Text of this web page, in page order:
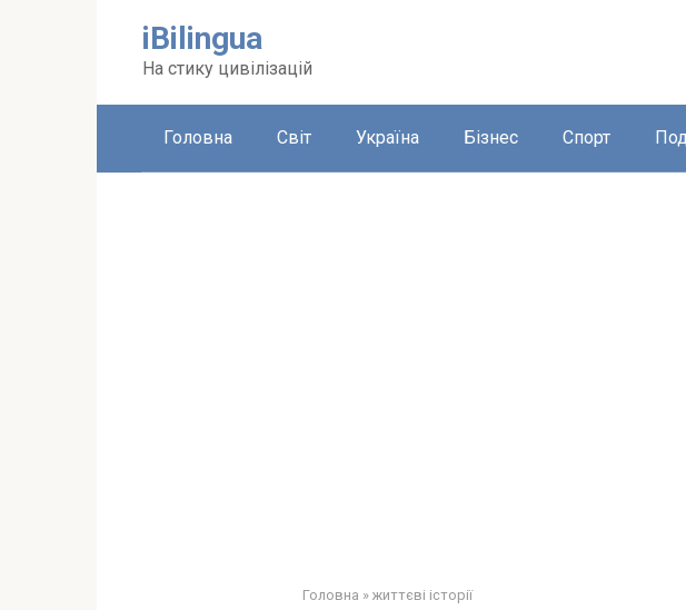
iBilingua
На стику цивілізацій
Головна Світ Україна Бізнес Спорт
Головна » життєві історії